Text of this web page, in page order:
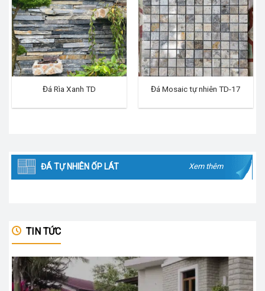
Đá Rìa Xanh TD Đá Mosaic tự nhiên TD-17
ĐÁ TỰ NHIÊN ỐP LÁT Xem thêm
TIN TỨC